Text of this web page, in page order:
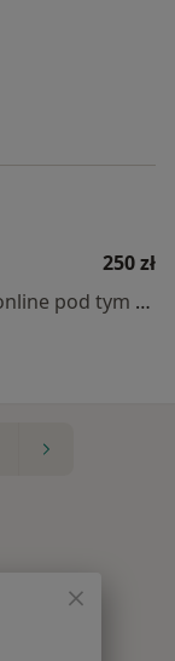
250 zł
Specjalista nie oferuje umawiania online pod tym adresem.